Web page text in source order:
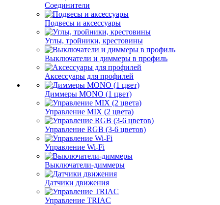
Соединители
Подвесы и аксессуары
Углы, тройники, крестовины
Выключатели и диммеры в профиль
Аксессуары для профилей
Диммеры MONO (1 цвет)
Управление MIX (2 цвета)
Управление RGB (3-6 цветов)
Управление Wi-Fi
Выключатели-диммеры
Датчики движения
Управление TRIAC